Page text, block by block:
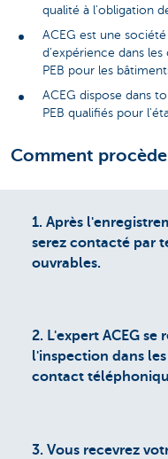
qualité à l'obligation
ACEG est une
d'expérience dans
PEB pour les
ACEG dispose dans
PEB qualifiés pour
Comment procède
1. Après
serez contacté par
ouvrables.
2. L'expert ACEG
l'inspection dans
contact
3. Vous recevrez